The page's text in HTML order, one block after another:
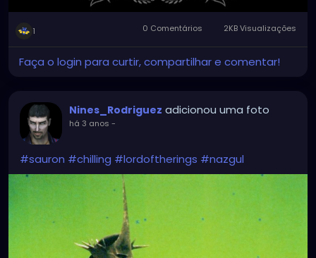
1 0 Comentários 2KB Visualizações
Faça o login para curtir, compartilhar e comentar!
Nines_Rodriguez adicionou uma foto
há 3 anos -
#sauron #chilling #lordoftherings #nazgul